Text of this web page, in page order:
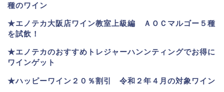
種のワイン
★エノテカ大阪店ワイン教室上級編 ＡＯＣマルゴー５種
を試飲！
★エノテカのおすすめトレジャーハンンティングでお得に
ワインゲット
★ハッピーワイン２０％割引 令和２年４月の対象ワイン